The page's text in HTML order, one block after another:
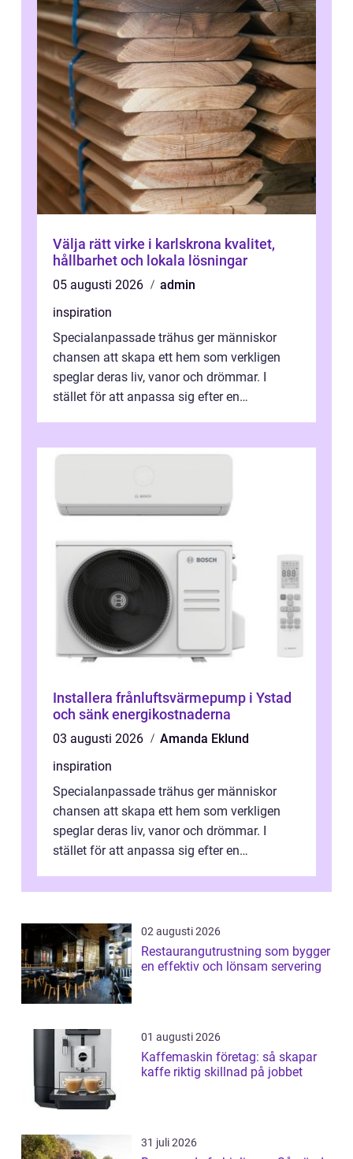
Välja rätt virke i karlskrona kvalitet,
hållbarhet och lokala lösningar
05 augusti 2026
admin
inspiration
Specialanpassade trähus ger människor
chansen att skapa ett hem som verkligen
speglar deras liv, vanor och drömmar. I
stället för att anpassa sig efter en
Installera frånluftsvärmepump i Ystad
och sänk energikostnaderna
03 augusti 2026
Amanda Eklund
inspiration
Specialanpassade trähus ger människor
chansen att skapa ett hem som verkligen
speglar deras liv, vanor och drömmar. I
stället för att anpassa sig efter en
02 augusti 2026
Restaurangutrustning som bygger
en effektiv och lönsam servering
01 augusti 2026
Kaffemaskin företag: så skapar
kaffe riktig skillnad på jobbet
31 juli 2026